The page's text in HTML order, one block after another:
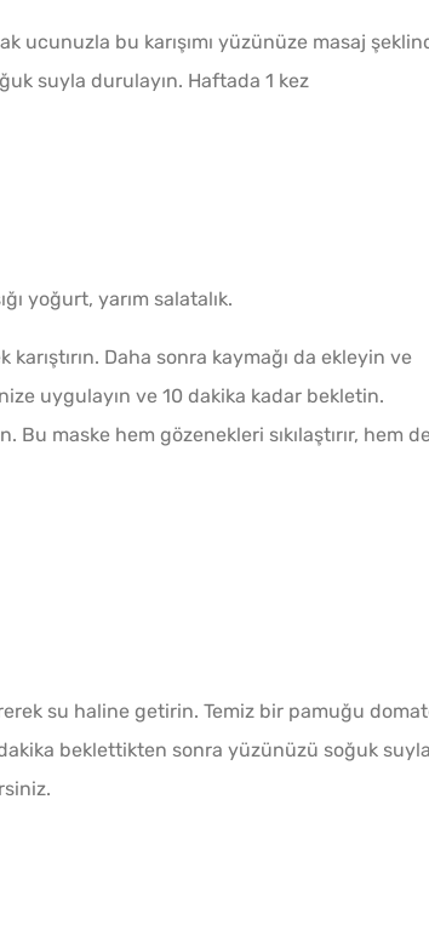
ucunuzla bu karışımı yüzünüze masaj
suyla durulayın. Haftada 1 kez
yoğurt, yarım salatalık.
Daha sonra kaymağı da ekleyin ve
uygulayın ve 10 dakika kadar bekletin.
maske hem gözenekleri sıkılaştırır, hem
su haline getirin. Temiz bir pamuğu
beklettikten sonra yüzünüzü soğuk suyla